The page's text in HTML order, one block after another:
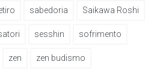
sabedoria Saikawa Roshi
sesshin sofrimento
zen zen budismo